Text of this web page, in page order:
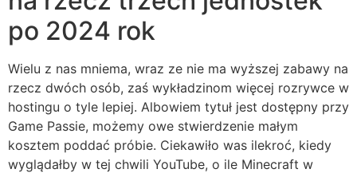
po 2024 rok
Wielu z nas mniema, wraz ze nie ma wyższej zabawy na
rzecz dwóch osób, zaś wykładzinom więcej rozrywce w
hostingu o tyle lepiej. Albowiem tytuł jest dostępny przy
Game Passie, możemy owe stwierdzenie małym
kosztem poddać próbie. Ciekawiło was ilekroć, kiedy
wyglądałby w tej chwili YouTube, o ile Minecraft w